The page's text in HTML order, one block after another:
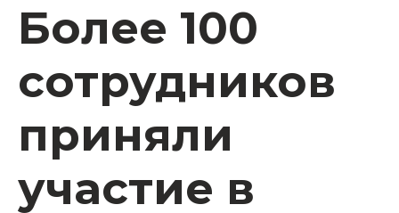
Более 100
сотрудников
приняли
участие в